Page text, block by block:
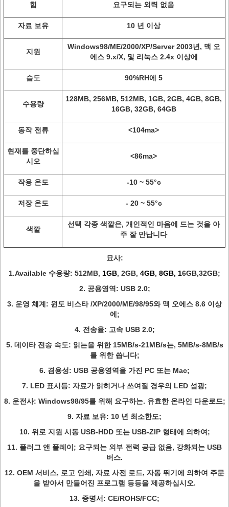
힘 요구되는 외력 없음
자료 보유 10 년 이상
지원
Windows98/ME/2000/XP/Server 2003년, 맥 오
에스 9.x/X, 및 리눅스 2.4x 이상에
습도 90%RH에 5
수용량
128MB, 256MB, 512MB, 1GB, 2GB, 4GB, 8GB,
16GB, 32GB, 64GB
동작 전류 <104ma>
현재를 중단하십
시오
<86ma>
작용 온도 -10 ~ 55°c
저장 온도 - 20 ~ 55°c
색깔
선택 각종 색깔은, 개인적인 마음에 드는 것을 아
주 잘 만납니다
묘사:
1.Available 수용량: 512MB, 1GB, 2GB, 4GB, 8GB, 16GB,32GB;
2. 공용영역: USB 2.0;
3. 운영 체계: 윈도 비스타 /XP/2000/ME/98/95와 맥 오에스 8.6 이상
에;
4. 전송율: 고속 USB 2.0;
5. 데이타 전송 속도: 읽는을 위한 15MB/s-21MB/s는, 5MB/s-8MB/s
를 위한 씁니다;
6. 겸용성: USB 공용영역을 가진 PC 또는 Mac;
7. LED 표시등: 자료가 읽히거나 쓰여질 경우의 LED 섬광;
8. 운전사: Windows98/95를 위해 요구하는. 유효한 온라인 다운로드;
9. 자료 보유: 10 년 최소한도;
10. 위로 지원 시동 USB-HDD 또는 USB-ZIP 형태에 의하여;
11. 플러그 앤 플레이; 요구되는 외부 전력 공급 없음, 강화되는 USB
버스.
12. OEM 서비스, 로고 인쇄, 자료 사전 로드, 자동 뛰기에 의하여 주문
을 받아서 만들어진 프로그램 등등을 제공하십시오.
13. 증명서: CE/ROHS/FCC;